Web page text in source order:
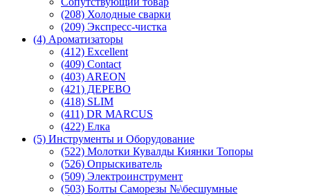
(208) Холодные сварки
(209) Экспреcс-чистка
(4) Ароматизаторы
(412) Excellent
(409) Contact
(403) AREON
(421) ДЕРЕВО
(418) SLIM
(411) DR MARCUS
(422) Елка
(5) Инструменты и Оборудование
(522) Молотки Кувалды Киянки Топоры
(526) Опрыскиватель
(509) Электроинструмент
(503) Болты Саморезы №\бесшумные